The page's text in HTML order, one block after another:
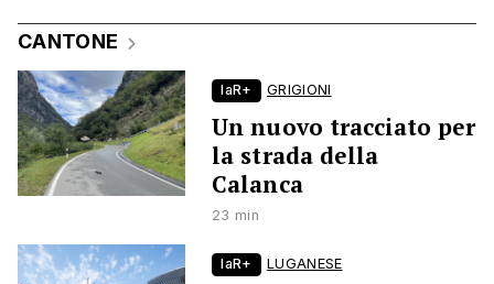
CANTONE
laR+ GRIGIONI
Un nuovo tracciato per
la strada della
Calanca
23 min
laR+ LUGANESE